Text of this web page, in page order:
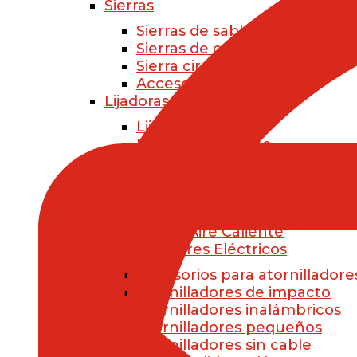
Sierras
Sierras de sable
Sierras de calar
Sierra circular
Accesorios para sierras
Lijadoras
Lijadoras mouse
Lijadoras de mano
Pistolas de Aire Caliente
Atornilladores Eléctricos
Accesorios para
Atornilladores de impacto
Atornilladores inalámbricos
Atornilladores pequeños
Atornilladores sin cable